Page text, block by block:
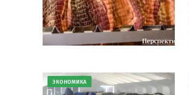
ЭКОНОМИКА